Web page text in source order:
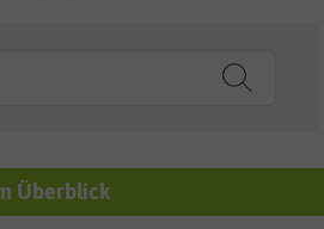
Überblick